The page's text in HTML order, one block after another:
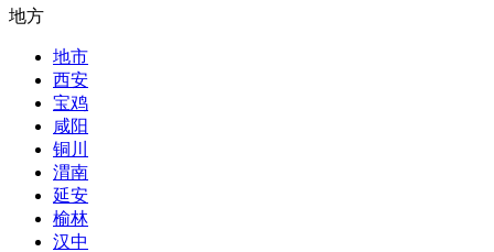
地方
地市
西安
宝鸡
咸阳
铜川
渭南
延安
榆林
汉中